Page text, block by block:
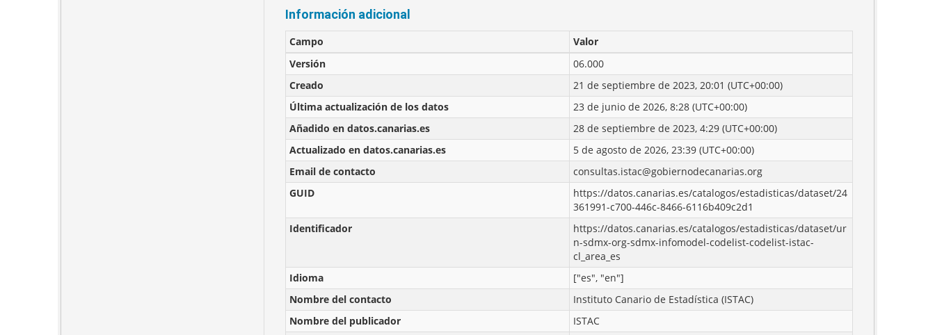
Información adicional
Campo
Valor
Versión
06.000
Creado
21 de septiembre de 2023, 20:01 (UTC+00:00)
Última actualización de los datos
23 de junio de 2026, 8:28 (UTC+00:00)
Añadido en datos.canarias.es
28 de septiembre de 2023, 4:29 (UTC+00:00)
Actualizado en datos.canarias.es
5 de agosto de 2026, 23:39 (UTC+00:00)
Email de contacto
consultas.istac@gobiernodecanarias.org
GUID
https://datos.canarias.es/catalogos/estadisticas/dataset/24
361991-c700-446c-8466-6116b409c2d1
Identificador
https://datos.canarias.es/catalogos/estadisticas/dataset/ur
n-sdmx-org-sdmx-infomodel-codelist-codelist-istac-
cl_area_es
Idioma
["es", "en"]
Nombre del contacto
Instituto Canario de Estadística (ISTAC)
Nombre del publicador
ISTAC